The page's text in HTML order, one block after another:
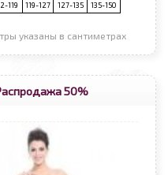
119 119-127 127-135 135-150
указаны в сантиметрах
50%